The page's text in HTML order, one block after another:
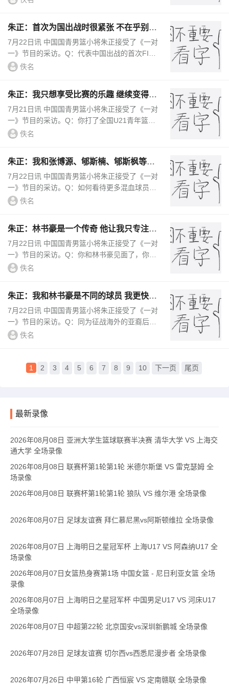
朱正：首次为国出战时很紧张 不在乎别人
说我矮 在努力变得更强壮
7月22日讯 中国国青男篮小将朱正接受了《一对
一》节目的采访。Q：代表中国出战的首次FIBA
之旅感觉如何？朱正：第一场比赛我就太紧张
佚名
朱正：我只想享受比赛的乐趣 继续变得更
好 希望自己能进入NBA
7月21日讯 中国国青男篮小将朱正接受了《一对
一》节目的采访。Q：你打了全国U21青年篮球
联赛预赛，你的身体和力量状态如何？朱正：我
佚名
朱正：我和张博源、郇斯楠、郇斯枫等人
走出去是好事 会越来越好
7月22日讯 中国国青男篮小将朱正接受了《一对
一》节目的采访。Q：如何看待更多混血球员的
涌现？朱正：这对球员来说是好事，体验世界不
佚名
朱正：林书豪是一个传奇 他让我只专注于
自己 别理黑子和质疑者
7月22日讯 中国国青男篮小将朱正接受了《一对
一》节目的采访。Q：你和林书豪见面了，你问
了他一些关于伤病、发型以及在亚洲地区的影响
佚名
朱正：我和林书豪是不同的球员 我更快&
运动能力更强 他是得分手
7月22日讯 中国国青男篮小将朱正接受了《一对
一》节目的采访。Q：同为征战海外的亚裔后
卫，你与林书豪有何相似之处？朱正：我和林书
佚名
1 2 3 4 5 6 7 8 9 10 下一页 尾页
最新录像
2026年08月08日 亚洲大学生篮球联赛半决赛 清华大学 VS 上海交
通大学 全场录像
2026年08月08日 联赛杯第1轮第1轮 米德尔斯堡 VS 雷克瑟姆 全
场录像
2026年08月08日 联赛杯第1轮第1轮 狼队 VS 维尔港 全场录像
2026年08月07日 足球友谊赛 拜仁慕尼黑vs阿斯顿维拉 全场录像
2026年08月07日 上海明日之星冠军杯 上海U17 VS 阿森纳U17 全
场录像
2026年08月07日女篮热身赛第1场 中国女篮 - 尼日利亚女篮 全场
录像
2026年08月07日 上海明日之星冠军杯 中国男足U17 VS 河床U17
全场录像
2026年08月07日 中超第22轮 北京国安vs深圳新鹏城 全场录像
2026年07月28日 足球友谊赛 切尔西vs西悉尼漫步者 全场录像
2026年07月26日 中甲第16轮 广西恒宸 VS 定南赣联 全场录像